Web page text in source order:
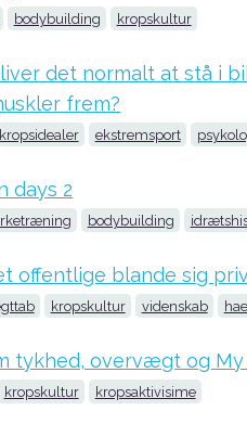
bodybuilding kropskultur
det normalt at stå i
frem?
kropsidealer ekstremsport
days 2
bodybuilding
offentlige blande sig
kropskultur videnskab
tykhed, overvægt og
kropskultur kropsaktivisime